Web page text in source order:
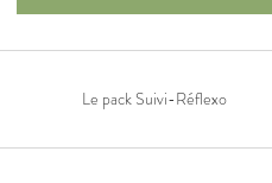
Le pack Suivi-Réflexo